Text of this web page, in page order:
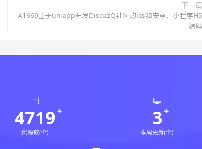
下一篇
A1669基于uniapp开发DiscuzQ社区的ios和安卓、小程序H5
源码
4719
资源数(个)
3
本周更新(个)